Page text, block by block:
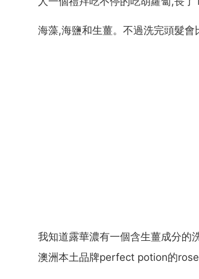
海藻,海鹽和生薑。不過洗完頭髮會
我知道露華濃有一個含生薑成分的
澳洲本土品牌perfect potion的